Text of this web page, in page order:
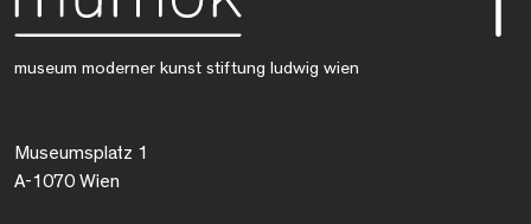
museum moderner kunst stiftung ludwig wien
Museumsplatz 1
A-1070 Wien